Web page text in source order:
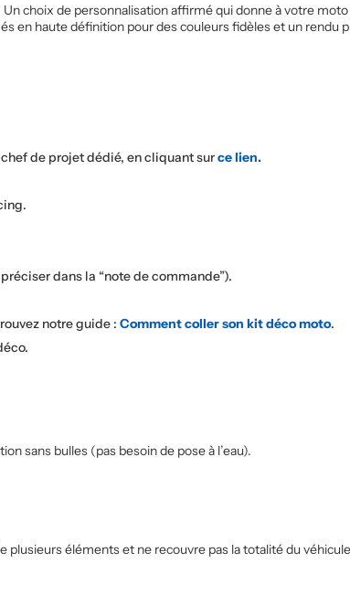
choix de personnalisation affirmé qui donne à votre
en haute définition pour des couleurs fidèles et un rendu
de projet dédié, en cliquant surce lien.
dans la “note de commande”).
notre guide : Comment coller son kit déco moto.
sans bulles (pas besoin de pose à l’eau).
plusieurs éléments et ne recouvre pas la totalité du